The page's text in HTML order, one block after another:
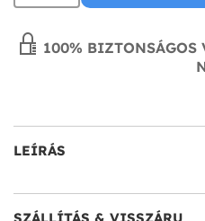
100% BIZTONSÁGOS
LEÍRÁS
SZÁLLÍTÁS & VISSZÁRU